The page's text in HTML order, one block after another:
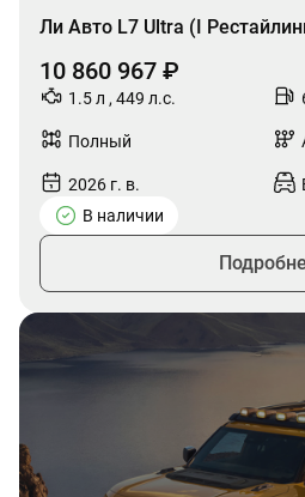
Ли Авто L7 Ultra (I
10 860 967 ₽
1.5 л , 449 л.с.
Полный
2026 г. в.
В наличии